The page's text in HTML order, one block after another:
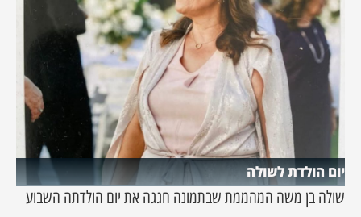
יום הולדת לשולה
שולה בן משה המהממת שבתמונה חגגה את יום הולדתה השבוע